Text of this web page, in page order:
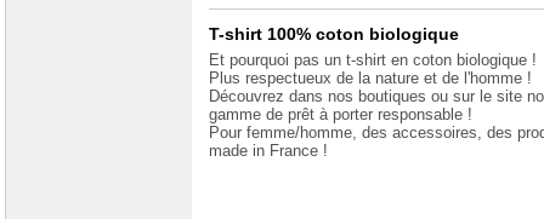
T-shirt 100% coton biologique
Et pourquoi pas un t-shirt en coton biologique !
Plus respectueux de la nature et de l'homme !
Découvrez dans nos boutiques ou sur le site
gamme de prêt à porter responsable !
Pour femme/homme, des accessoires, des
made in France !